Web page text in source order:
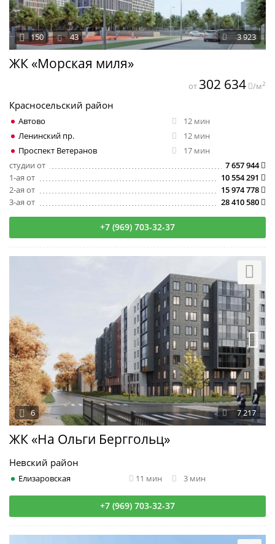
ЖК «Морская миля»
3 923
150 43
Красносельский район
Автово
12 мин
Ленинский пр.
12 мин
Проспект Ветеранов
17 мин
студии от
7 657 944
1-ая от
10 554 291
2-ая от
15 974 778
3-ая от
28 410 580
от 302 634 /м2
+7 (969) 703-32-37
ЖК «На Ольги Берггольц»
7 217
6
Невский район
Елизаровская 11 мин 3 мин
+7 (969) 703-32-37